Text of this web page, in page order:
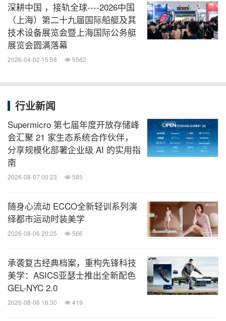
关键词： 体育运动
体育装备
分享到：
深耕中国 ，接轨全球----2026中国
（上海）第二十九届国际船艇及其
技术设备展览会暨上海国际公务艇
展览会圆满落幕
2026-04-02 15:58 5562
行业新闻
Supermicro 第七届年度开放存储峰
会汇聚 21 家生态系统合作伙伴，
分享规模化部署企业级 AI 的实用指
南
2026-08-07 00:23 585
随身心流动 ECCO全新轻训系列演
绎都市运动时装美学
2026-08-06 20:25 566
承袭复古经典档案，重构先锋科技
美学：ASICS亚瑟士推出全新配色
GEL-NYC 2.0
2026-08-06 16:30 419